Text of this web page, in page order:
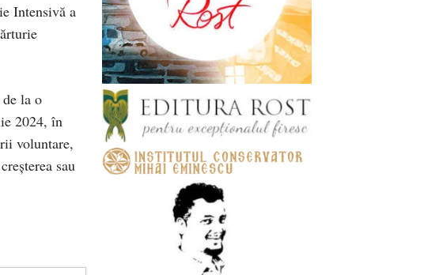
Intensivă a
la o
2024, în
voluntare,
sau